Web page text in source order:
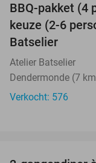
BBQ-pakket (4
keuze (2-6
Batselier
Atelier Batselier
Dendermonde (7
Verkocht: 576